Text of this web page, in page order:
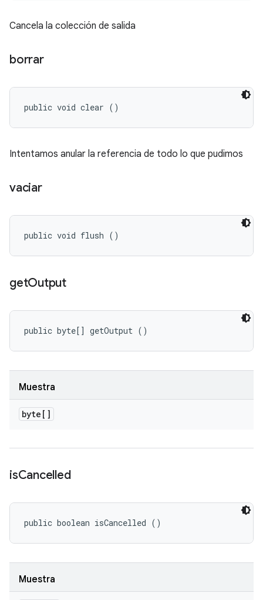
Cancela la colección de salida
borrar
public void clear ()
Intentamos anular la referencia de todo lo que pudimos
vaciar
public void flush ()
getOutput
public byte[] getOutput ()
Muestra
byte[]
isCancelled
public boolean isCancelled ()
Muestra